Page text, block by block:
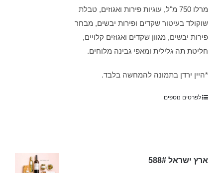
מרלו 750 מ"ל, עוגיות פירות ואגוזים, טבלת
שוקולד בעיטור שקדים ופירות יבשים, מבחר
פירות יבשים, מגוון שקדים ואגוזים קלויים,
חליטת תה גלילית ומאפי גבינה מלוחים.
*היין ירדן בתמונה להמחשה בלבד.
לפרטים נוספים
ארץ ישראל 588#